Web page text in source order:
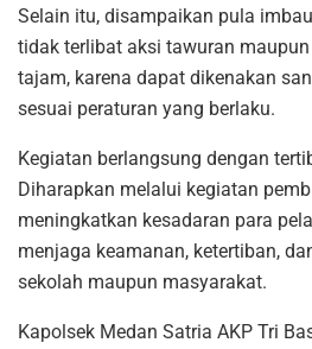
Selain itu, disampaikan pula
tidak terlibat aksi tawuran
tajam, karena dapat dikenakan
sesuai peraturan yang berlaku.
Kegiatan berlangsung dengan
Diharapkan melalui kegiatan
meningkatkan kesadaran para
menjaga keamanan, ketertiban,
sekolah maupun masyarakat.
Kapolsek Medan Satria AKP Tri